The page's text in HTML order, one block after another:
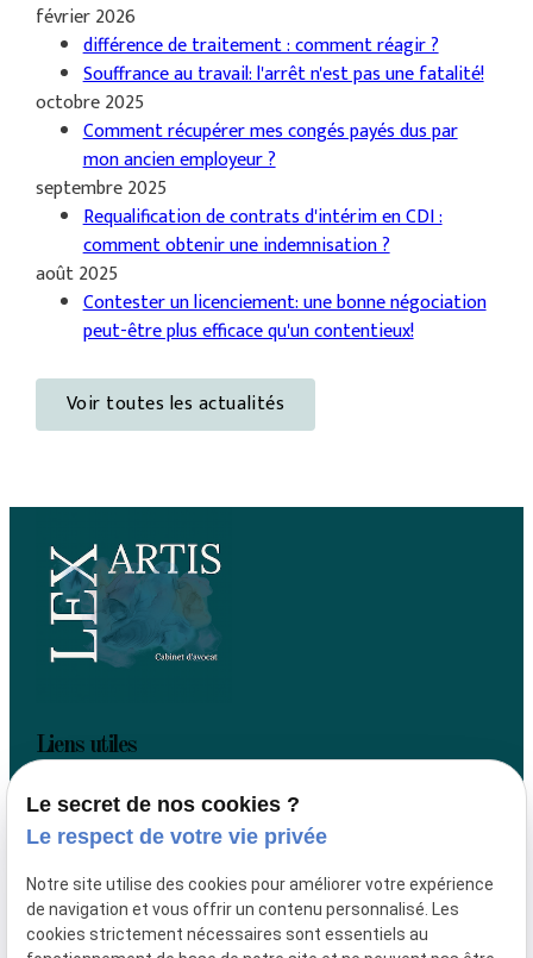
février 2026
différence de traitement : comment réagir ?
Souffrance au travail: l'arrêt n'est pas une fatalité!
octobre 2025
Comment récupérer mes congés payés dus par
mon ancien employeur ?
septembre 2025
Requalification de contrats d'intérim en CDI :
comment obtenir une indemnisation ?
août 2025
Contester un licenciement: une bonne négociation
peut-être plus efficace qu'un contentieux!
Voir toutes les actualités
Liens utiles
Accueil
Votre avocat
Actualités
Contact
Plan du site
Le secret de nos cookies ?
Le respect de votre vie privée
Notre site utilise des cookies pour améliorer votre expérience
de navigation et vous offrir un contenu personnalisé. Les
cookies strictement nécessaires sont essentiels au